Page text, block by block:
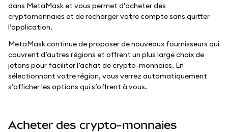
dans MetaMask et vous permet d’acheter des
cryptomonnaies et de recharger votre compte sans quitter
l’application.
MetaMask continue de proposer de nouveaux fournisseurs qui
couvrent d’autres régions et offrent un plus large choix de
jetons pour faciliter l’achat de crypto-monnaies. En
sélectionnant votre région, vous verrez automatiquement
s’afficher les options qui s’offrent à vous.
Acheter des crypto-monnaies